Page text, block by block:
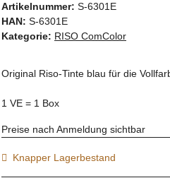
Artikelnummer: S-6301E
HAN: S-6301E
Kategorie: RISO ComColor
Original Riso-Tinte blau für die
1 VE = 1 Box
Preise nach Anmeldung sichtbar
Knapper Lagerbestand